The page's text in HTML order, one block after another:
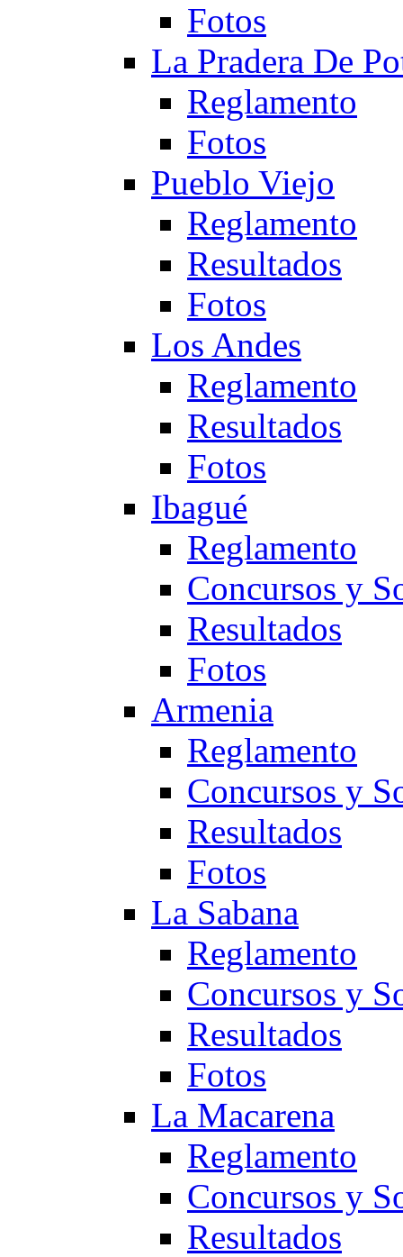
Fotos
La Pradera De
Reglamento
Fotos
Pueblo Viejo
Reglamento
Resultados
Fotos
Los Andes
Reglamento
Resultados
Fotos
Ibagué
Reglamento
Concursos y
Resultados
Fotos
Armenia
Reglamento
Concursos y
Resultados
Fotos
La Sabana
Reglamento
Concursos y
Resultados
Fotos
La Macarena
Reglamento
Concursos y
Resultados